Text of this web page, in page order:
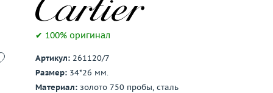
Показать все
✔ 100% оригинал
Артикул: 261120/7
Размер: 34*26 мм.
Материал: золото 750 пробы, сталь